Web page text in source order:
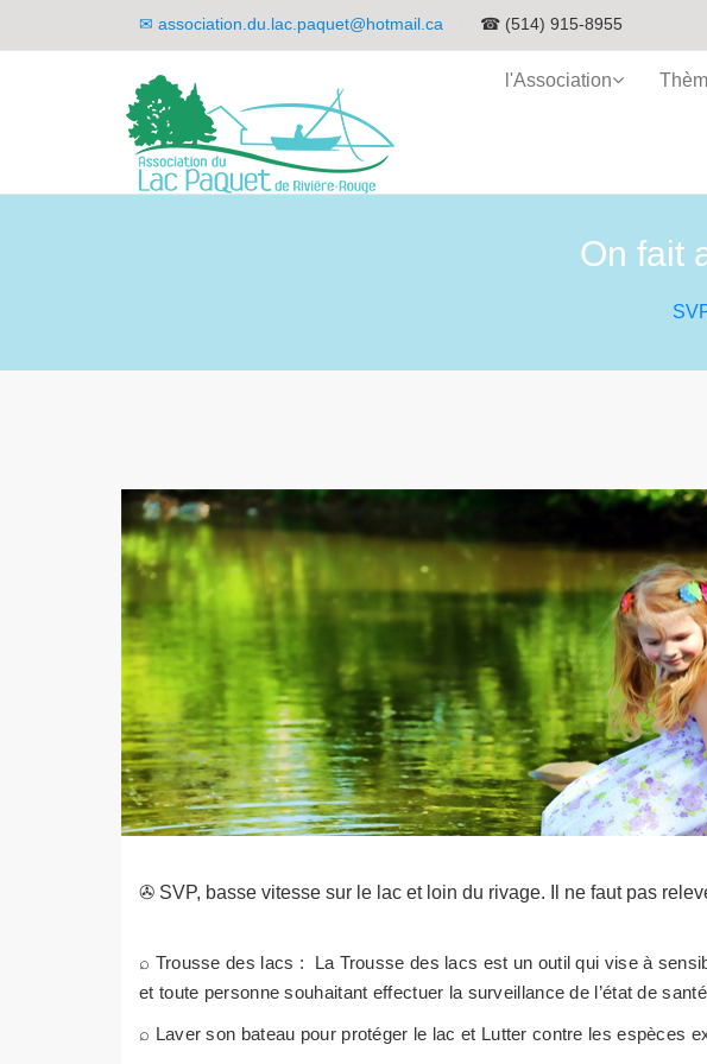
✉ association.du.lac.paquet@hotmail.ca ☎ (514) 915-8955
l'Association
On fait
✇ SVP, basse vitesse sur le lac et loin du rivage. Il ne faut pas
⌕ Trousse des lacs : La Trousse des lacs est un outil qui vise à
et toute personne souhaitant effectuer la surveillance de l’état de
⌕ Laver son bateau pour protéger le lac et Lutter contre les espèces